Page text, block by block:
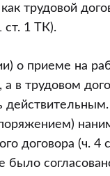
трудовой
ст. 1 ТК).
о приеме на
в трудовом
договора (ч. 4
было